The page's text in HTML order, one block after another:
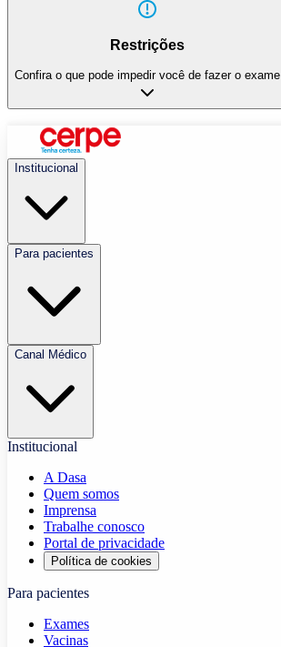
Restrições
Confira o que pode impedir você de fazer o exame
Institucional
Para pacientes
Canal Médico
Institucional
A Dasa
Quem somos
Imprensa
Trabalhe conosco
Portal de privacidade
Política de cookies
Para pacientes
Exames
Vacinas